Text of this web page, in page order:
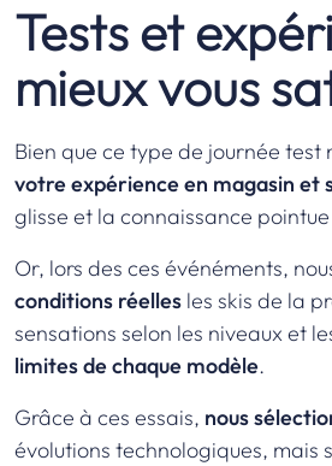
Tests et
mieux vous
Bien que ce type de journée test
votre expérience en magasin et
glisse et la connaissance
Or, lors des ces événéments,
conditions réellesles skis de la
sensations selon les niveaux et
limites de chaque modèle.
Grâce à ces essais, nous
évolutions technologiques, mais